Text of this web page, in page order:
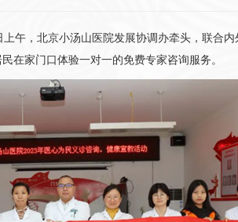
，北京小汤山医院发展协调办牵头，联合内
在家门口体验一对一的免费专家咨询服务。